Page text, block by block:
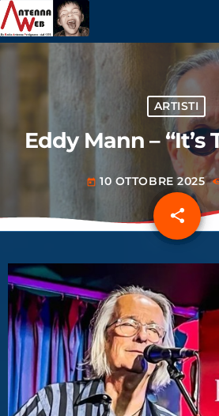
ARTISTI
Eddy Mann – “It’s
today 10 OTTOBRE 2025
share
email